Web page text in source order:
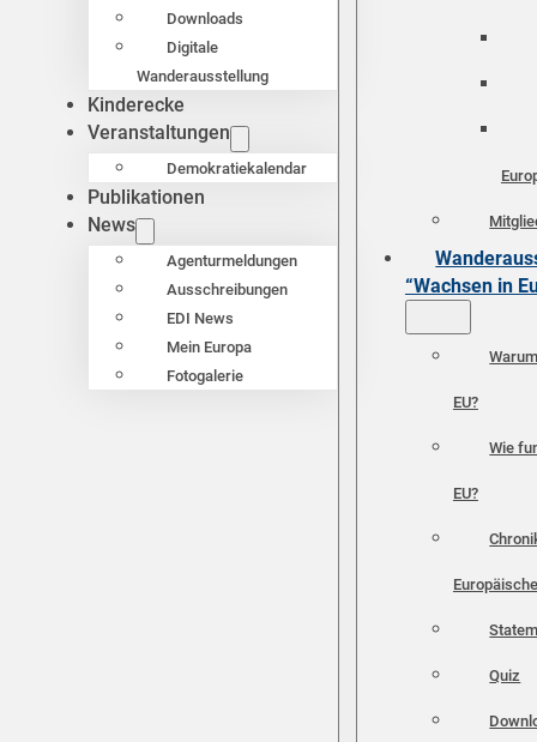
Downloads
Digitale
Wanderausstellung
Kinderecke
Veranstaltungen
Demokratiekalendar
Publikationen
News
Agenturmeldungen
Ausschreibungen
EDI News
Mein Europa
Fotogalerie
“Wachsen in
EU?
Wie
EU?
Quiz